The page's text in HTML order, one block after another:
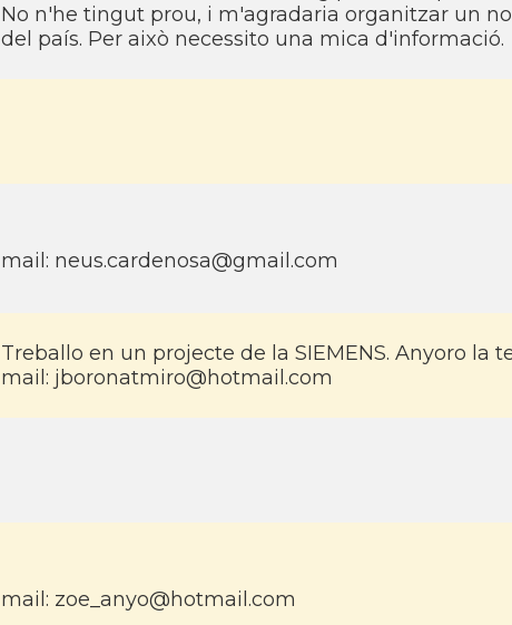
No n'he tingut prou, i m'agradaria organitzar un
del paí­s. Per això necessito una mica d'informació.
mail: neus.cardenosa@gmail.com
Treballo en un projecte de la SIEMENS. Anyoro la
mail: jboronatmiro@hotmail.com
mail: zoe_anyo@hotmail.com